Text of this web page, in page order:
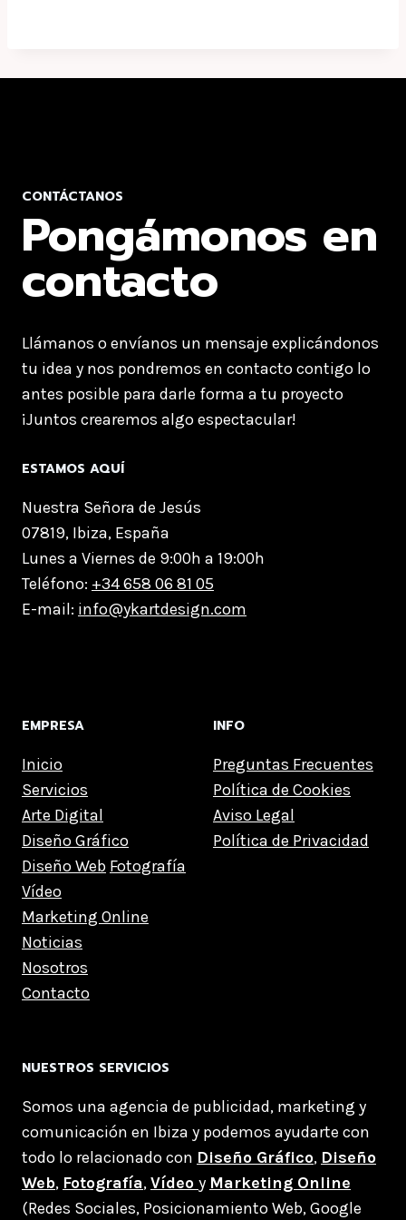
CONTÁCTANOS
Pongámonos en
contacto
Llámanos o envíanos un mensaje explicándonos
tu idea y nos pondremos en contacto contigo lo
antes posible para darle forma a tu proyecto
¡Juntos crearemos algo espectacular!
ESTAMOS AQUÍ
Nuestra Señora de Jesús
07819, Ibiza, España
Lunes a Viernes de 9:00h a 19:00h
Teléfono: +34 658 06 81 05
E-mail: info@ykartdesign.com
EMPRESA
Inicio
Servicios
Arte Digital
Diseño Gráfico
Diseño Web Fotografía
Vídeo
Marketing Online
Noticias
Nosotros
Contacto
INFO
Preguntas Frecuentes
Política de Cookies
Aviso Legal
Política de Privacidad
NUESTROS SERVICIOS
Somos una agencia de publicidad, marketing y
comunicación en Ibiza y podemos ayudarte con
todo lo relacionado con Diseño Gráfico, Diseño
Web, Fotografía,Vídeo y Marketing Online
(Redes Sociales, Posicionamiento Web, Google